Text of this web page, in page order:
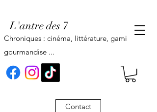
L'antre des 7
Contact
Chroniques : cinéma, littérature, gaming,
gourmandise ...